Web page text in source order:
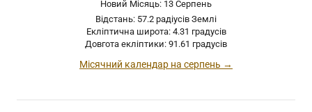
Новий Місяць: 13 Серпень
Відстань: 57.2 радіусів Землі
Екліптична широта: 4.31 градусів
Довгота екліптики: 91.61 градусів
Місячний календар на серпень →